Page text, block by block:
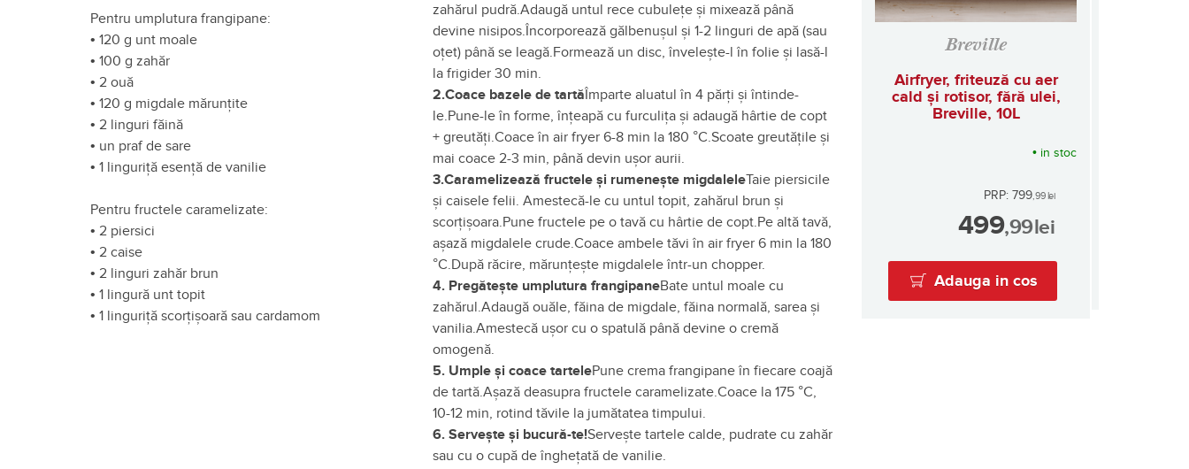
Pentru umplutura frangipane:
• 120 g unt moale
• 100 g zahăr
• 2 ouă
• 120 g migdale mărunțite
• 2 linguri făină
• un praf de sare
• 1 linguriță esență de vanilie
Pentru fructele caramelizate:
• 2 piersici
• 2 caise
• 2 linguri zahăr brun
• 1 lingură unt topit
• 1 linguriță scorțișoară sau cardamom
zahărul pudră.Adaugă untul rece cubulețe și mixează până
devine nisipos.Încorporează gălbenușul și 1-2 linguri de apă (sau
oțet) până se leagă.Formează un disc, învelește-l în folie și lasă-l
la frigider 30 min.
2.Coace bazele de tartăÎmparte aluatul în 4 părți și întinde-
le.Pune-le în forme, înțeapă cu furculița și adaugă hârtie de copt
+ greutăți.Coace în air fryer 6-8 min la 180 °C.Scoate greutățile și
mai coace 2-3 min, până devin ușor aurii.
3.Caramelizează fructele și rumenește migdaleleTaie piersicile
și caisele felii. Amestecă-le cu untul topit, zahărul brun și
scorțișoara.Pune fructele pe o tavă cu hârtie de copt.Pe altă tavă,
așază migdalele crude.Coace ambele tăvi în air fryer 6 min la 180
°C.După răcire, mărunțește migdalele într-un chopper.
4. Pregătește umplutura frangipaneBate untul moale cu
zahărul.Adaugă ouăle, făina de migdale, făina normală, sarea și
vanilia.Amestecă ușor cu o spatulă până devine o cremă
omogenă.
5. Umple și coace tartelePune crema frangipane în fiecare coajă
de tartă.Așază deasupra fructele caramelizate.Coace la 175 °C,
10-12 min, rotind tăvile la jumătatea timpului.
6. Servește și bucură-te!Servește tartele calde, pudrate cu zahăr
sau cu o cupă de înghețată de vanilie.
Breville
Airfryer, friteuză cu aer
cald și rotisor, fără ulei,
Breville, 10L
• in stoc
PRP: 799,99lei
499,99lei
Adauga in cos